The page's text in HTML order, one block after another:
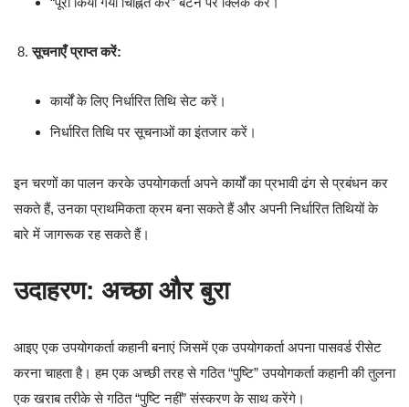
सूचनाएँ प्राप्त करें:
कार्यों के लिए निर्धारित तिथि सेट करें।
निर्धारित तिथि पर सूचनाओं का इंतजार करें।
इन चरणों का पालन करके उपयोगकर्ता अपने कार्यों का प्रभावी ढंग से प्रबंधन कर
सकते हैं, उनका प्राथमिकता क्रम बना सकते हैं और अपनी निर्धारित तिथियों के
बारे में जागरूक रह सकते हैं।
उदाहरण: अच्छा और बुरा
आइए एक उपयोगकर्ता कहानी बनाएं जिसमें एक उपयोगकर्ता अपना पासवर्ड रीसेट
करना चाहता है। हम एक अच्छी तरह से गठित “पुष्टि” उपयोगकर्ता कहानी की तुलना
एक खराब तरीके से गठित “पुष्टि नहीं” संस्करण के साथ करेंगे।